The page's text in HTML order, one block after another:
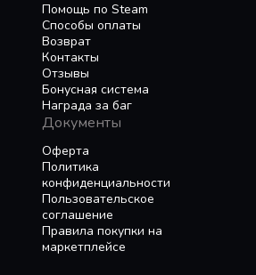
Помощь по Steam
Способы оплаты
Возврат
Контакты
Отзывы
Бонусная система
Награда за баг
Документы
Оферта
Политика
конфиденциальности
Пользовательское
соглашение
Правила покупки на
маркетплейсе